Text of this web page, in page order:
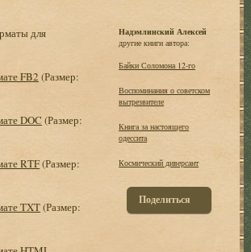
для
FB2 (Размер:
DOC (Размер:
RTF(Размер:
TXT(Размер:
Надэмлинский Алексей
другие книги автора:
Байки Соломона 12-го
Воспоминания о советском
вытрезвителе
Книга за настоящего
одессита
Космический диверсант
Поделиться